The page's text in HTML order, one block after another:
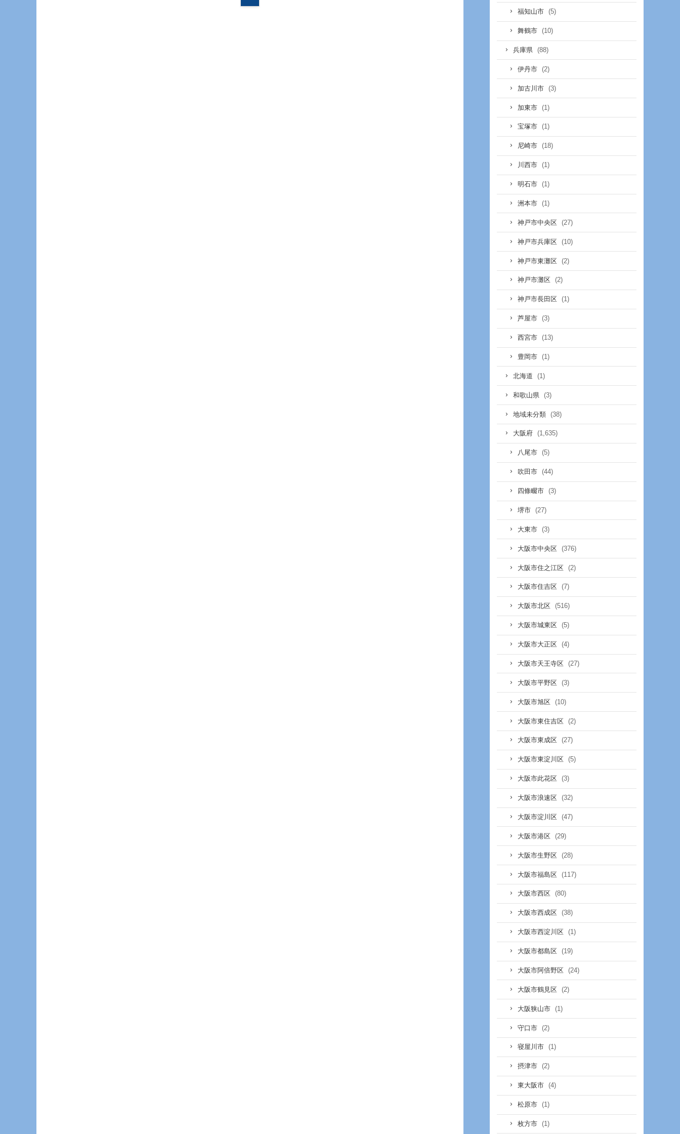
福知山市 (5)
舞鶴市 (10)
兵庫県 (88)
伊丹市 (2)
加古川市 (3)
加東市 (1)
宝塚市 (1)
尼崎市 (18)
川西市 (1)
明石市 (1)
洲本市 (1)
神戸市中央区 (27)
神戸市兵庫区 (10)
神戸市東灘区 (2)
神戸市灘区 (2)
神戸市長田区 (1)
芦屋市 (3)
西宮市 (13)
豊岡市 (1)
北海道 (1)
和歌山県 (3)
地域未分類 (38)
大阪府 (1,635)
八尾市 (5)
吹田市 (44)
四條畷市 (3)
堺市 (27)
大東市 (3)
大阪市中央区 (376)
大阪市住之江区 (2)
大阪市住吉区 (7)
大阪市北区 (516)
大阪市城東区 (5)
大阪市大正区 (4)
大阪市天王寺区 (27)
大阪市平野区 (3)
大阪市旭区 (10)
大阪市東住吉区 (2)
大阪市東成区 (27)
大阪市東淀川区 (5)
大阪市此花区 (3)
大阪市浪速区 (32)
大阪市淀川区 (47)
大阪市港区 (29)
大阪市生野区 (28)
大阪市福島区 (117)
大阪市西区 (80)
大阪市西成区 (38)
大阪市西淀川区 (1)
大阪市都島区 (19)
大阪市阿倍野区 (24)
大阪市鶴見区 (2)
大阪狭山市 (1)
守口市 (2)
寝屋川市 (1)
摂津市 (2)
東大阪市 (4)
松原市 (1)
枚方市 (1)